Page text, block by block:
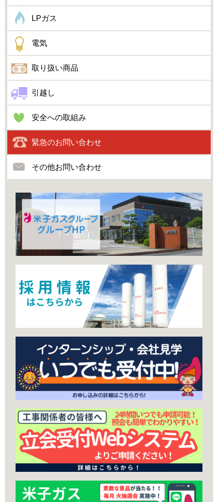
LPガス
電気
取り扱い商品
引越し
安全への取組み
緊急のお問い合わせ
その他お問い合わせ